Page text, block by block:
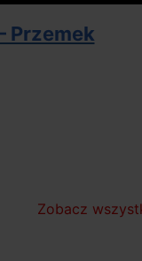
Przemek
Zobacz